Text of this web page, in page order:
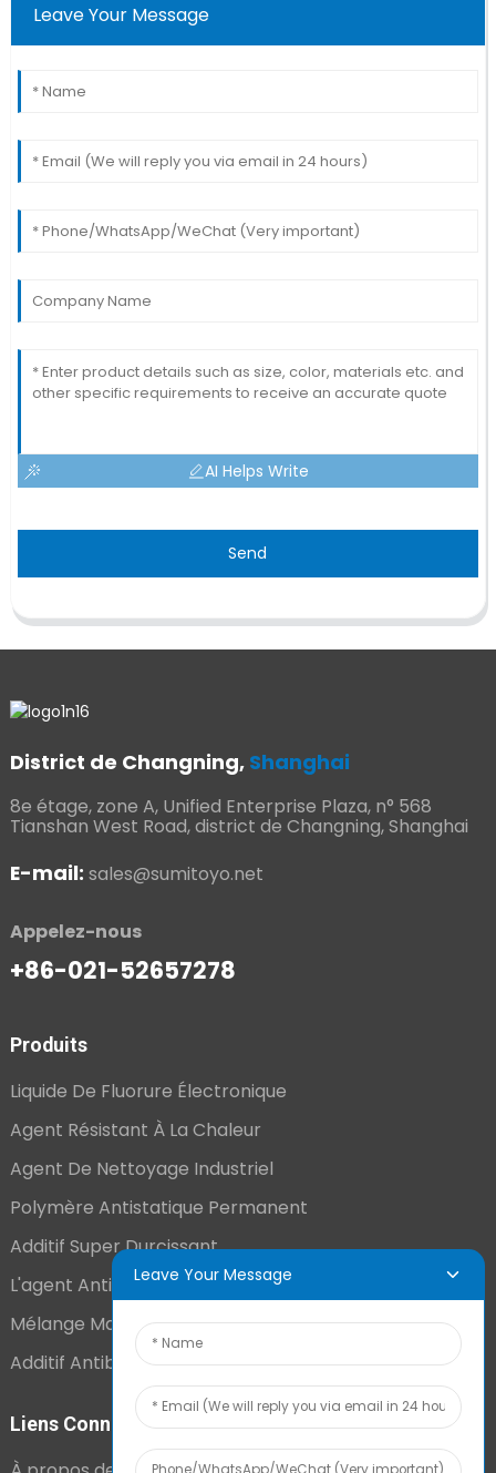
Leave Your Message
AI Helps Write
Send
District de Changning, Shanghai
8e étage, zone A, Unified Enterprise Plaza, n° 568
Tianshan West Road, district de Changning, Shanghai
E-mail: sales@sumitoyo.net
Appelez-nous
+86-021-52657278
Produits
Liquide De Fluorure Électronique
Agent Résistant À La Chaleur
Agent De Nettoyage Industriel
Polymère Antistatique Permanent
Additif Super Durcissant
L'agent Antistatique Longue Durée
Mélange Maître VCI
Additif Antibuée Ajouté En Interne
Liens Connexes
Leave Your Message